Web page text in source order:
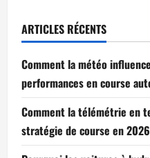
ARTICLES RÉCENTS
Comment la météo
performances en course
Comment la télémétrie en
stratégie de course en 2026